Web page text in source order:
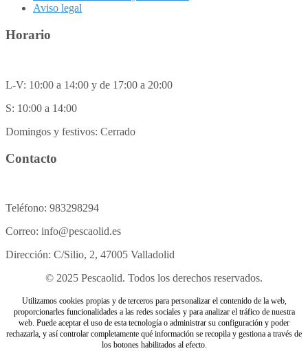
Aviso legal
Horario
L-V: 10:00 a 14:00 y de 17:00 a 20:00
S: 10:00 a 14:00
Domingos y festivos: Cerrado
Contacto
Teléfono: 983298294
Correo: info@pescaolid.es
Dirección: C/Silio, 2, 47005 Valladolid
© 2025 Pescaolid. Todos los derechos reservados.
Utilizamos cookies propias y de terceros para personalizar el contenido de la web,
proporcionarles funcionalidades a las redes sociales y para analizar el tráfico de nuestra
web. Puede aceptar el uso de esta tecnología o administrar su configuración y poder
rechazarla, y así controlar completamente qué información se recopila y gestiona a través de
los botones habilitados al efecto.